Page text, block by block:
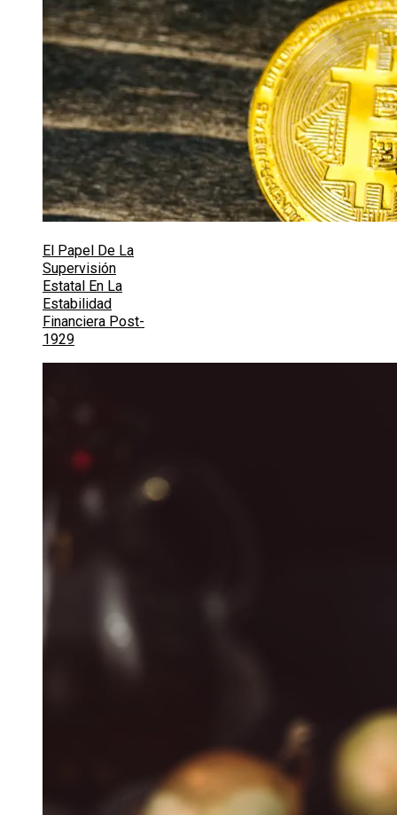
El Papel De La
Supervisión
Estatal En La
Estabilidad
Financiera Post-
1929